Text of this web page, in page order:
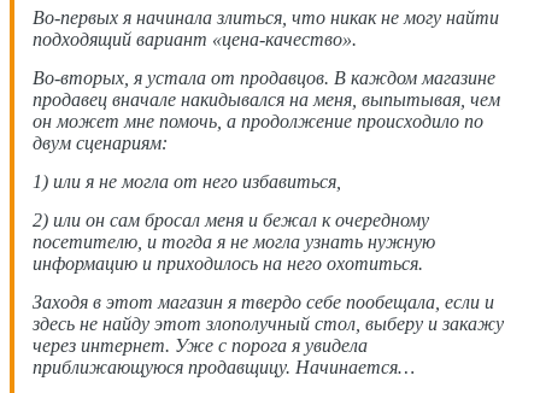
Во-первых я начинала злиться, что никак не могу найти
подходящий вариант «цена-качество».
Во-вторых, я устала от продавцов. В каждом магазине
продавец вначале накидывался на меня, выпытывая, чем
он может мне помочь, а продолжение происходило по
двум сценариям:
1) или я не могла от него избавиться,
2) или он сам бросал меня и бежал к очередному
посетителю, и тогда я не могла узнать нужную
информацию и приходилось на него охотиться.
Заходя в этот магазин я твердо себе пообещала, если и
здесь не найду этот злополучный стол, выберу и закажу
через интернет. Уже с порога я увидела
приближающуюся продавщицу. Начинается…